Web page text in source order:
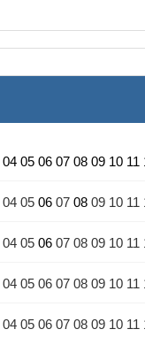
04 05 06 07 08 09 10 11
04 05 06 07 08 09 10 11
04 05 06 07 08 09 10 11
04 05 06 07 08 09 10 11
04 05 06 07 08 09 10 11